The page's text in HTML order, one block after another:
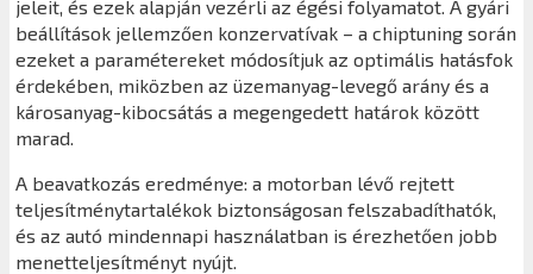
jeleit, és ezek alapján vezérli az égési folyamatot. A gyári
beállítások jellemzően konzervatívak – a chiptuning során
ezeket a paramétereket módosítjuk az optimális hatásfok
érdekében, miközben az üzemanyag-levegő arány és a
károsanyag-kibocsátás a megengedett határok között
marad.
A beavatkozás eredménye: a motorban lévő rejtett
teljesítménytartalékok biztonságosan felszabadíthatók,
és az autó mindennapi használatban is érezhetően jobb
menetteljesítményt nyújt.